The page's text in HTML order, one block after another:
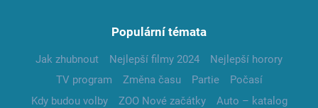
Populární témata
Jak zhubnout Nejlepší filmy 2024
Nejlepší horory
TV program
Změna času Partie
Počasí
Kdy budou volby
ZOO Nové začátky
Auto – katalog